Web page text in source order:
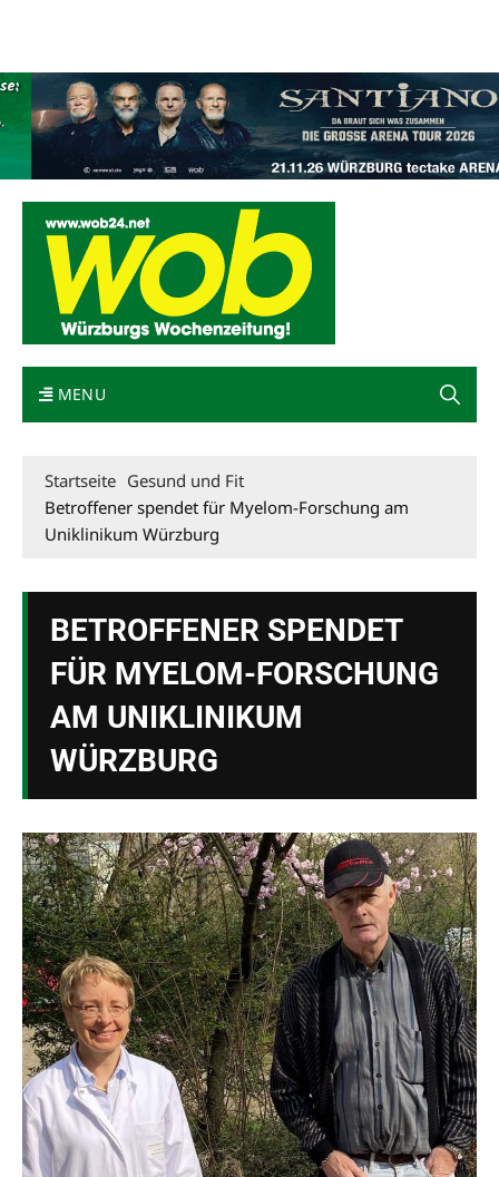
MENU
Startseite Gesund und Fit
Betroffener spendet für Myelom-Forschung am
Uniklinikum Würzburg
BETROFFENER SPENDET
FÜR MYELOM-FORSCHUNG
AM UNIKLINIKUM
WÜRZBURG